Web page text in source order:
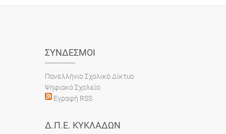
ΣΎΝΔΕΣΜΟΙ
Πανελλήνιο Σχολικό Δίκτυο
Ψηφιακό Σχολείο
Εγραφή RSS
Δ.Π.Ε. ΚΥΚΛΆΔΩΝ